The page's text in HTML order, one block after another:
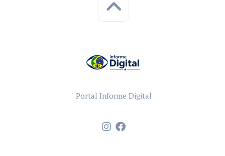
Portal Informe Digital